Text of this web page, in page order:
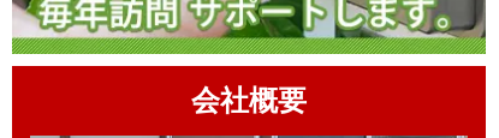
会社概要